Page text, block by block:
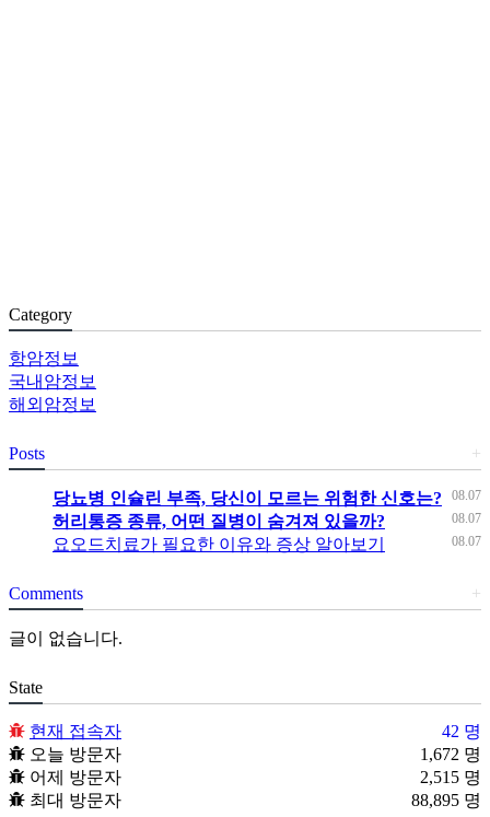
Category
항암정보
국내암정보
해외암정보
+
Posts
08.07
당뇨병 인슐린 부족, 당신이 모르는 위험한 신호는?
08.07
허리통증 종류, 어떤 질병이 숨겨져 있을까?
08.07
요오드치료가 필요한 이유와 증상 알아보기
+
Comments
글이 없습니다.
State
현재 접속자
42 명
오늘 방문자
1,672 명
어제 방문자
2,515 명
최대 방문자
88,895 명